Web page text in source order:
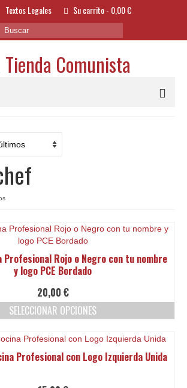
Textos Legales Su carrito- 0,00€
descuento
Ordenado
últimos
Profesional Rojo o Negro con tu nombre
y logo PCE Bordado
20,00 €
SELECCIONAR OPCIONES
producto
múltiples
Las
Profesional con Logo Izquierda Unida